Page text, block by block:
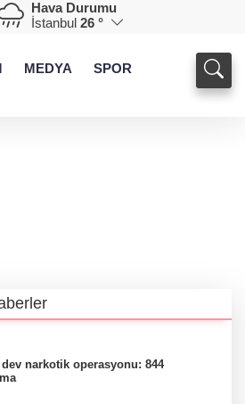
Hava Durumu
İstanbul 26 °
MEDYA SPOR
narkotik operasyonu: 844